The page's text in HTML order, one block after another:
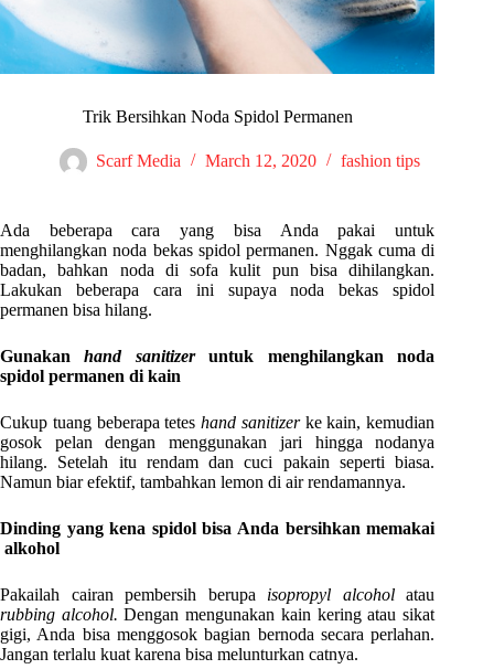
Trik Bersihkan Noda Spidol Permanen
Scarf Media March 12, 2020 fashion tips
Ada beberapa cara yang bisa Anda pakai untuk
menghilangkan noda bekas spidol permanen. Nggak cuma di
badan, bahkan noda di sofa kulit pun bisa dihilangkan.
Lakukan beberapa cara ini supaya noda bekas spidol
permanen bisa hilang.
Gunakanhand sanitizeruntuk menghilangkan noda
spidol permanen di kain
Cukup tuang beberapa teteshand sanitizerke kain, kemudian
gosok pelan dengan menggunakan jari hingga nodanya
hilang. Setelah itu rendam dan cuci pakain seperti biasa.
Namun biar efektif, tambahkan lemon di air rendamannya.
Dinding yang kena spidol bisa Anda bersihkan memakai
alkohol
Pakailah cairan pembersih berupa isopropyl alcoholatau
rubbing alcohol. Dengan mengunakan kain kering atau sikat
gigi, Anda bisa menggosok bagian bernoda secara perlahan.
Jangan terlalu kuat karena bisa melunturkan catnya.